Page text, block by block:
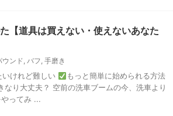
【道具は買えない・使えないあなた
ウンド, バフ, 手磨き
けれど難しい
もっと簡単に始められる方法
なり大丈夫？ 空前の洗車ブームの今、洗車より
ってみ ...